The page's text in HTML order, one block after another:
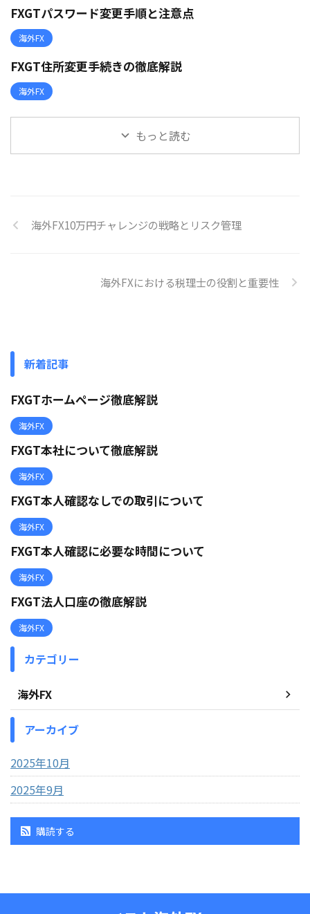
FXGTパスワード変更手順と注意点
海外FX
FXGT住所変更手続きの徹底解説
海外FX
もっと読む
海外FX10万円チャレンジの戦略とリスク管理
海外FXにおける税理士の役割と重要性
新着記事
FXGTホームページ徹底解説
海外FX
FXGT本社について徹底解説
海外FX
FXGT本人確認なしでの取引について
海外FX
FXGT本人確認に必要な時間について
海外FX
FXGT法人口座の徹底解説
海外FX
カテゴリー
海外FX
アーカイブ
2025年10月
2025年9月
購読する